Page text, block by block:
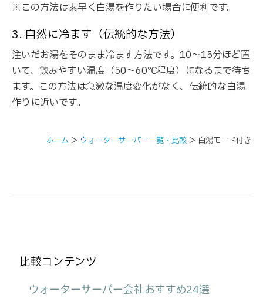
※この方法は素早く白湯を作りたい場合に便利です。
3. 自然に冷ます（伝統的な方法）
注いだお湯をそのまま冷ます方法です。10～15分ほど置
いて、飲みやすい温度（50～60℃程度）になるまで待ち
ます。この方法は急激な温度変化がなく、伝統的な白湯
作りに近いです。
ホーム ＞ ウォーターサーバー一覧・比較 ＞ 白湯モード付き
比較コンテンツ
ウォーターサーバー会社おすすめ24選